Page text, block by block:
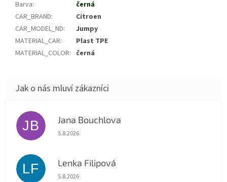
Barva:
černá
CAR_BRAND:
Citroen
CAR_MODEL_ND:
Jumpy
MATERIAL_CAR:
Plast TPE
MATERIAL_COLOR: černá
JB Jana Bouchlova
Hodnocení obchodu je 5 z 5 hvězdiček.
5.8.2026
LF Lenka Filipová
Hodnocení obchodu je 5 z 5 hvězdiček.
5.8.2026